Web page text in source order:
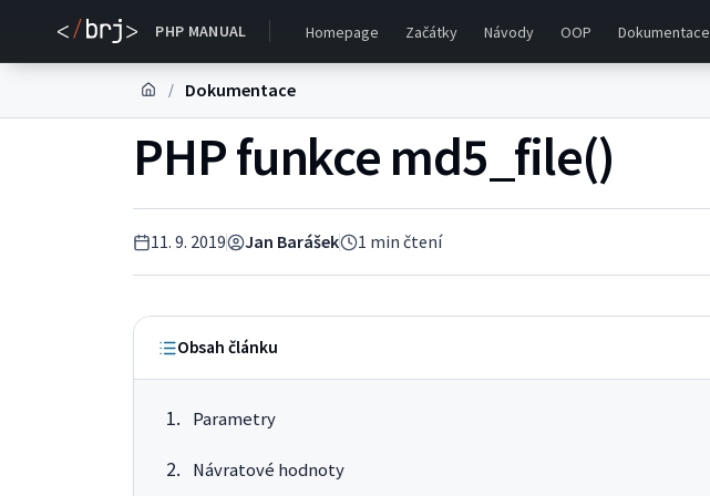
PHP MANUAL Homepage Začátky Návody OOP Dokumentace
/ Dokumentace
PHP funkce md5_file()
11. 9. 2019 Jan Barášek 1 min čtení
Obsah článku
Parametry
Návratové hodnoty